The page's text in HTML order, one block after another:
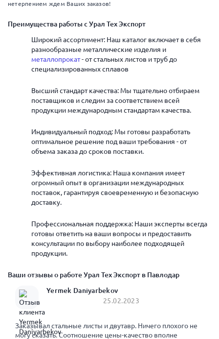
нетерпением ждем Ваших заказов!
Преимущества работы с Урал Тех Экспорт
Широкий ассортимент: Наш каталог включает в себя
разнообразные металлические изделия и
металлопрокат- от стальных листов и труб до
специализированных сплавов
Высший стандарт качества: Мы тщательно отбираем
поставщиков и следим за соответствием всей
продукции международным стандартам качества.
Индивидуальный подход: Мы готовы разработать
оптимальное решение под ваши требования - от
объема заказа до сроков поставки.
Эффективная логистика: Наша компания имеет
огромный опыт в организации международных
поставок, гарантируя своевременную и безопасную
доставку.
Профессиональная поддержка: Наши эксперты всегда
готовы ответить на ваши вопросы и предоставить
консультации по выбору наиболее подходящей
продукции.
Ваши отзывы о работе Урал Тех Экспорт в Павлодар
Yermek Daniyarbekov
25.02.2023
Заказывал стальные листы и двутавр. Ничего плохого не
могу сказать. Соотношение цены-качество вполне